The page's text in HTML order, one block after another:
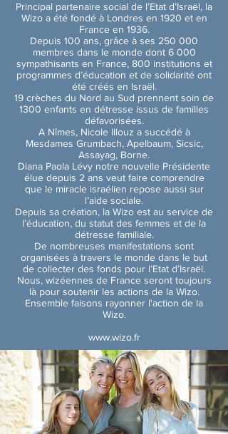
Principal partenaire social de l’Etat d’Israël, la
Wizo a été fondé à Londres en 1920 et en
France en 1936.
Depuis 100 ans, grâce à ses 250 000
membres dans le monde dont 6 000
sympathisants en France, 800 institutions et
programmes d’éducation et de solidarité ont
été créés en Israël.
19 crèches du Nord au Sud prennent soin de
1300 enfants en détresse issus de familles
défavorisées.
A Nîmes, Nicole Illouz a succédé à
Mesdames Grumbach, Apelbaum, Sicsic,
Assayag, Borne.
Diana Paola Lévy notre nouvelle Présidente
élue depuis 2 ans veut faire comprendre
que le miracle israélien repose aussi sur
l’aide sociale.
Depuis sa création, la Wizo est au service de
l’éducation, du statut des femmes et de la
détresse familiale.
De nombreuses manifestations sont
organisées à travers le monde dans le but
de collecter des fonds pour l’Etat d’Israël.
Nous, wizéennes de France seront toujours
là pour soutenir les actions de la Wizo.
Ensemble faisons rayonner l'action de la
Wizo.
www.wizo.fr